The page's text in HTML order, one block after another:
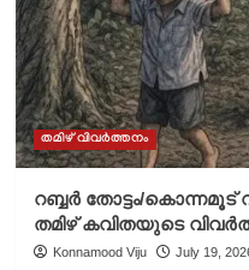
തമിഴ് വിവർത്തനം
റബ്ബർ തോട്ടം/
തമിഴ് കവിതയുടെ
Konnamood Viju July 19,